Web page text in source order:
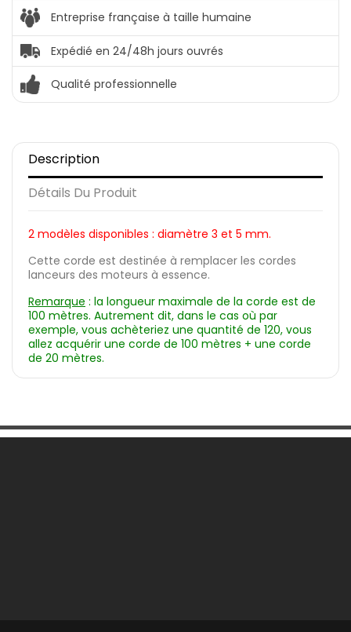
Entreprise française à taille humaine
Expédié en 24/48h jours ouvrés
Qualité professionnelle
Description
Détails Du Produit
2 modèles disponibles : diamètre 3 et 5 mm.
Cette corde est destinée à remplacer les cordes
lanceurs des moteurs à essence.
Remarque : la longueur maximale de la corde est de
100 mètres. Autrement dit, dans le cas où par
exemple, vous achèteriez une quantité de 120, vous
allez acquérir une corde de 100 mètres + une corde
de 20 mètres.